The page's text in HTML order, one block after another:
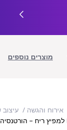
מוצרים נוספים
אירוח והגשה עיצוב